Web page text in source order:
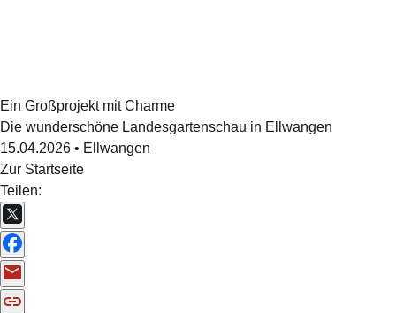
Ein Großprojekt mit Charme
Die wunderschöne Landesgartenschau in Ellwangen
15.04.2026 • Ellwangen
Zur Startseite
Teilen: